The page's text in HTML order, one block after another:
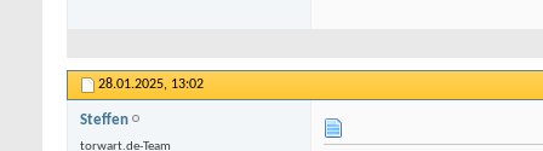
28.01.2025, 13:02
Steffen
torwart.de-Team